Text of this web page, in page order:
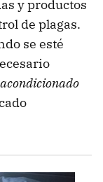
y productos
de plagas.
se esté